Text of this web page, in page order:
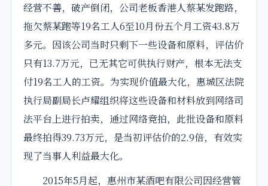
经营不善，破产倒闭，公司老板香港人蔡某发跑路，
拖欠蔡某跑等19名工人6至10月份五个月工资43.8万
多元。因该公司当时只剩下一些设备和原料，评估价
只有13.7万元，已无其它可供执行财产，根本无法支
付19名工人的工资。为实现价值最大化，惠城区法院
执行局副局长卢耀组织将这些设备和材料放到网络司
法平台上进行拍卖，通过网络竞拍，此批设备和原料
最终拍得39.73万元，是当初评估价的2.9倍，有效实
现了当事人利益最大化。
2015年5月起，惠州市某酒吧有限公司因经营管